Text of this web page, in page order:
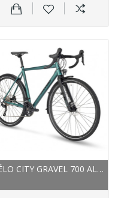
VÉLO CITY GRAVEL 700 ALU - STEVENS 2022...